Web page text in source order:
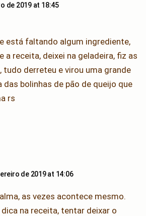
de 2019 at 18:45
está faltando algum ingrediente,
a receita, deixei na geladeira, fiz as
tudo derreteu e virou uma grande
das bolinhas de pão de queijo que
rs
de 2019 at 14:06
as vezes acontece mesmo.
na receita, tentar deixar o